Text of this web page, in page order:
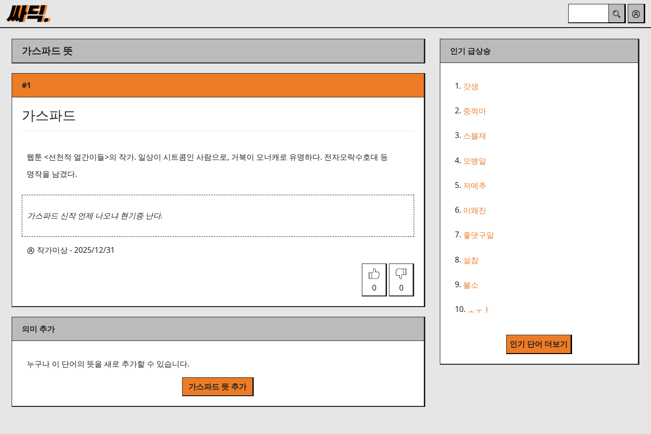
가스파드 뜻
#1
가스파드
웹툰 <선천적 얼간이들>의 작가. 일상이 시트콤인 사람으로, 거북이 오너캐로 유명하다. 전자오락수호대 등
명작을 남겼다.
가스파드 신작 언제 나오냐 현기증 난다.
작가미상 - 2025/12/31
0 0
의미 추가
누구나 이 단어의 뜻을 새로 추가할 수 있습니다.
가스파드 뜻 추가
인기 급상승
1. 갓생
2. 중꺽마
3. 스블재
4. 오뱅알
5. 저메추
6. 이왜진
7. 좋댓구알
8. 설참
9. 불소
10. ㅗㅜㅑ
인기 단어 더보기